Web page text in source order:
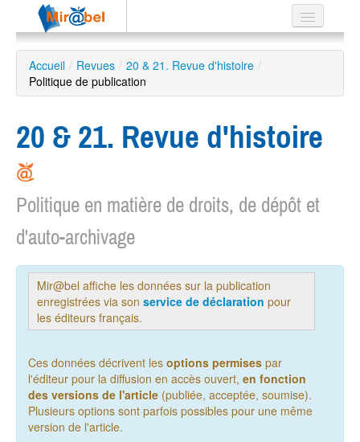
Le réseau
Soutien
Recherche
avancée
EN
?
Accueil / Revues / 20 & 21. Revue d'histoire /
Politique de publication
20 & 21. Revue d'histoire
Politique en matière de droits, de dépôt et
d'auto-archivage
Mir@bel affiche les données sur la publication
enregistrées via son service de déclaration pour
les éditeurs français.
Ces données décrivent les options permises par
l'éditeur pour la diffusion en accès ouvert, en fonction
des versions de l'article (publiée, acceptée, soumise).
Plusieurs options sont parfois possibles pour une même
version de l'article.